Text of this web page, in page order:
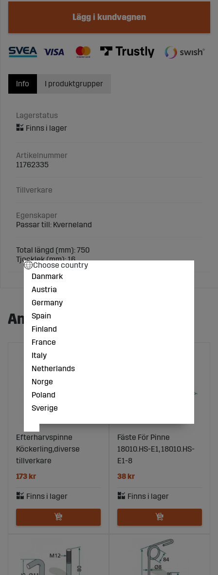
Lägg i kundvagnen
Info
Lagerstatus
Artikelnummer
11762335
Tillverkare
Egenskaper
Passar till: Kverneland
Total längd (mm): 750
Tjocklek (mm): 16
I produktgrupper
Andra köpte även:
Efterharvspinne
Köckerling,diverse
tillverkare
173 kr
Fäste För Pinne
18010.HS-E1, 18010.HS-
E1-8
38 kr
Choose country
Danmark
Austria
Germany
Spain
Finland
France
Italy
Netherlands
Norge
Poland
Sverige